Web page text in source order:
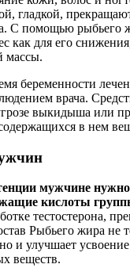
гладкой,
С помощью рыбьего
как для его
массы.
беременности
врача.
выкидыша или
в нем
мужчине нужно
кислоты
тестостерона,
Рыбьего жира не
и улучшает
веществ.